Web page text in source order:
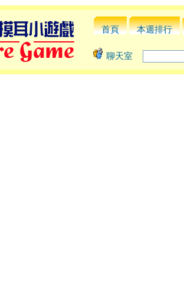
首頁 本週排行
聊天室